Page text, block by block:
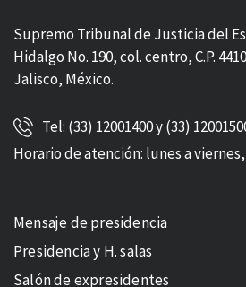
Supremo Tribunal de Justicia del
Hidalgo No. 190, col. centro, C.P.
Jalisco, México.
Tel: (33) 12001400 y (33)
Horario de atención: lunes a viernes,
Mensaje de presidencia
Presidencia y H. salas
Salón de expresidentes